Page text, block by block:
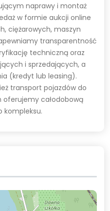
naprawy i montaż
w formie aukcji online
ciężarowych, maszyn
transparentność
techniczną oraz
i sprzedających, a
(kredyt lub leasing).
transport pojazdów do
oferujemy całodobową
kompleksu.